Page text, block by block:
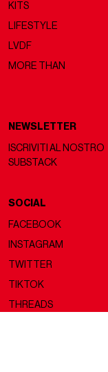
KITS
LIFESTYLE
LVDF
MORE THAN
NEWSLETTER
ISCRIVITI AL NOSTRO
SUBSTACK
SOCIAL
FACEBOOK
INSTAGRAM
TWITTER
TIKTOK
THREADS